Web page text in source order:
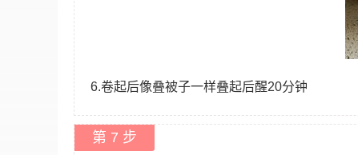
6.卷起后像叠被子一样叠起后醒20分钟
第 7 步